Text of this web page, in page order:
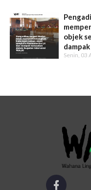
objek
Senin, 03